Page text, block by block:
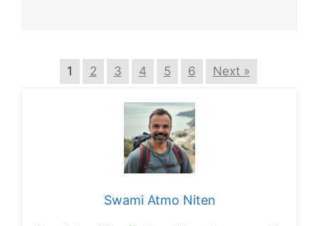
1 2 3 4 5 6 Next »
Swami Atmo Niten